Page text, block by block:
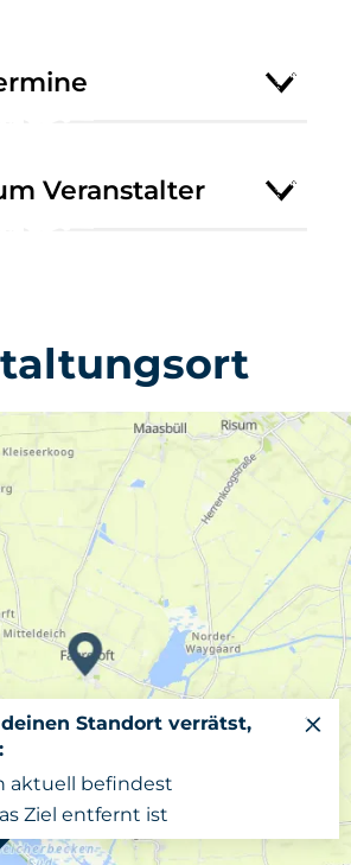
Veranstalter
Standort verrätst,
aktuell befindest
Ziel entfernt ist